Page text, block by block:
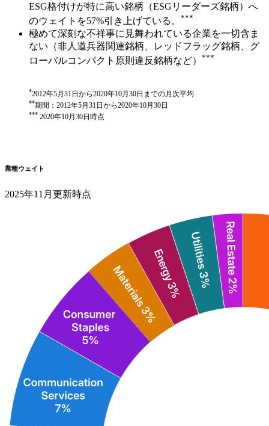
ESG格付けが特に高い銘柄（ESGリーダーズ銘柄）へ
のウェイトを57%引き上げている。 ***
極めて深刻な不祥事に見舞われている企業を一切含ま
ない（非人道兵器関連銘柄、レッドフラッグ銘柄、グ
ローバルコンパクト原則違反銘柄など） ***
*2012年5月31日から2020年10月30日までの月次平均
**期間：2012年5月31日から2020年10月30日
*** 2020年10月30日時点
業種ウェイト
2025年11月更新時点